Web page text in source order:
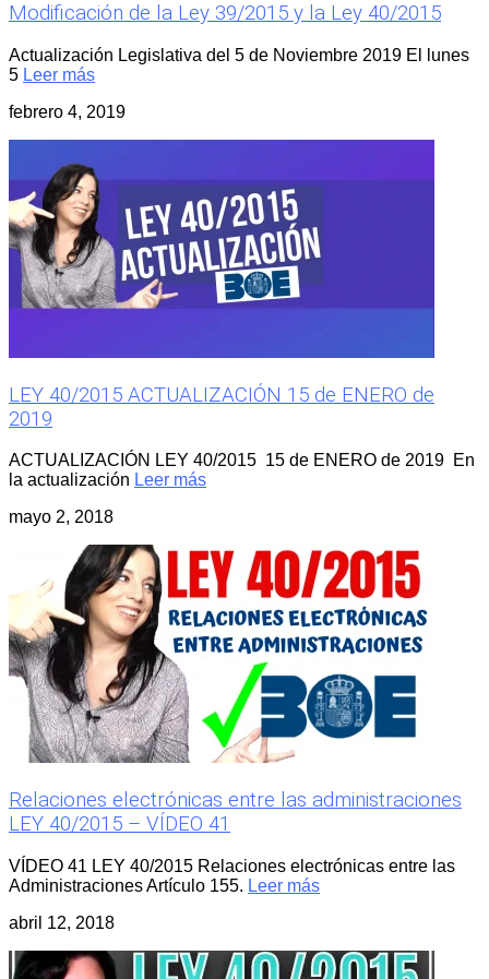
Modificación de la Ley 39/2015 y la Ley 40/2015
Actualización Legislativa del 5 de Noviembre 2019 El lunes
5 Leer más
febrero 4, 2019
LEY 40/2015 ACTUALIZACIÓN 15 de ENERO de
2019
ACTUALIZACIÓN LEY 40/2015 15 de ENERO de 2019 En
la actualización Leer más
mayo 2, 2018
Relaciones electrónicas entre las administraciones
LEY 40/2015 – VÍDEO 41
VÍDEO 41 LEY 40/2015 Relaciones electrónicas entre las
Administraciones Artículo 155. Leer más
abril 12, 2018